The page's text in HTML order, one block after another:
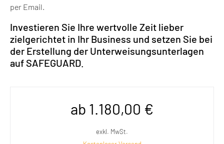
per Email.
Investieren Sie Ihre wertvolle Zeit lieber
zielgerichtet in Ihr Business und setzen Sie bei
der Erstellung der Unterweisungsunterlagen
auf SAFEGUARD.
ab 1.180,00 €
exkl. MwSt.